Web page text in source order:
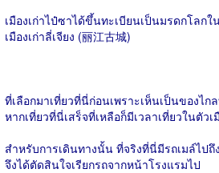
เมืองเก่าไป๋ซาได้ขึ้นทะเบียนเป็นมรดกโลก
เมืองเก่าลี่เจียง (丽江古城)
ที่เลือกมาเที่ยวที่นี่ก่อนเพราะเห็นเป็นของไก
หากเที่ยวที่นี่เสร็จที่เหลือก็มีเวลาเที่ยวในตัวเ
สำหรับการเดินทางนั้น ที่จริงที่นี่มีรถเมล์ไป
จึงได้ตัดสินใจเรียกรถจากหน้าโรงแรมไป